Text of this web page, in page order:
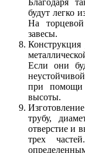
Благодаря
будут легко
На
завесы.
Если они
при помощи
высоты.
трубу,
отверстие и
трех